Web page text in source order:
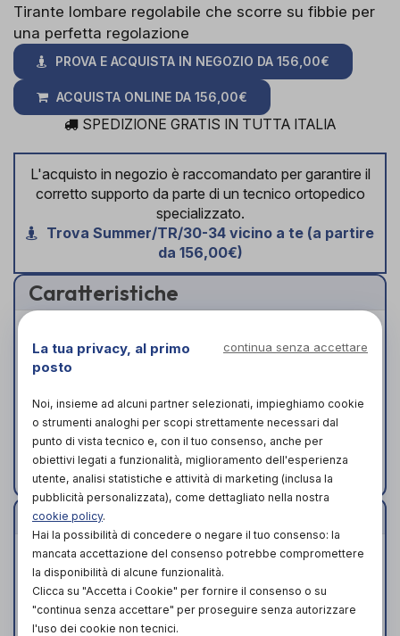
Tirante lombare regolabile che scorre su fibbie per
una perfetta regolazione
PROVA E ACQUISTA IN NEGOZIO DA 156,00€
ACQUISTA ONLINE DA 156,00€
SPEDIZIONE GRATIS IN TUTTA ITALIA
L'acquisto in negozio è raccomandato per garantire il
corretto supporto da parte di un tecnico ortopedico
specializzato.
Trova Summer/TR/30-34 vicino a te (a partire
da 156,00€)
Caratteristiche
TESSUTI: elastico tulle traforato con parte
anteriore in velour imbottito. Tiranti in
bendaggio elastico Microgrip.
STECCATURA: quattro 1505 cm 24 retro e
due 1304 cm 24 fianco.
CHIUSURA: velcro.
Indicazioni
Artrosi dorso-lombare
Dorsolombalgia
Ernia del disco dorso-lombare
Decorso postoperatorio
La tua privacy, al primo
posto
continua senza accettare
Noi, insieme ad alcuni partner selezionati, impieghiamo cookie
o strumenti analoghi per scopi strettamente necessari dal
punto di vista tecnico e, con il tuo consenso, anche per
obiettivi legati a funzionalità, miglioramento dell'esperienza
utente, analisi statistiche e attività di marketing (inclusa la
pubblicità personalizzata), come dettagliato nella nostra
cookie policy.
Hai la possibilità di concedere o negare il tuo consenso: la
mancata accettazione del consenso potrebbe compromettere
la disponibilità di alcune funzionalità.
Clicca su "Accetta i Cookie" per fornire il consenso o su
"continua senza accettare" per proseguire senza autorizzare
l'uso dei cookie non tecnici.